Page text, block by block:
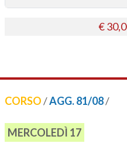
€
CORSO/AGG. 81/08/
MERCOLEDÌ 17